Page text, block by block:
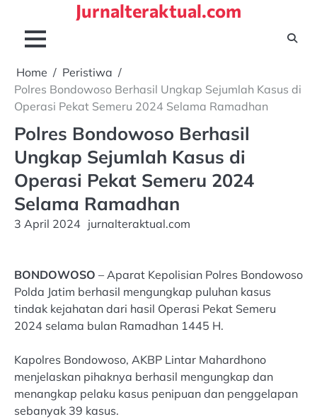
content
Jurnalteraktual.com
Home
Peristiwa
Polres Bondowoso Berhasil Ungkap Sejumlah Kasus di
Operasi Pekat Semeru 2024 Selama Ramadhan
Polres Bondowoso Berhasil
Ungkap Sejumlah Kasus di
Operasi Pekat Semeru 2024
Selama Ramadhan
3 April 2024 jurnalteraktual.com
BONDOWOSO – Aparat Kepolisian Polres Bondowoso
Polda Jatim berhasil mengungkap puluhan kasus
tindak kejahatan dari hasil Operasi Pekat Semeru
2024 selama bulan Ramadhan 1445 H.
Kapolres Bondowoso, AKBP Lintar Mahardhono
menjelaskan pihaknya berhasil mengungkap dan
menangkap pelaku kasus penipuan dan penggelapan
sebanyak 39 kasus.